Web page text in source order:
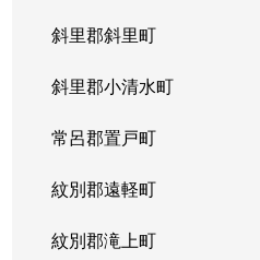
斜里郡斜里町
斜里郡小清水町
常呂郡置戸町
紋別郡遠軽町
紋別郡滝上町